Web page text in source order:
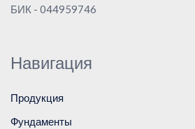
БИК - 044959746
Навигация
Продукция
Фундаменты